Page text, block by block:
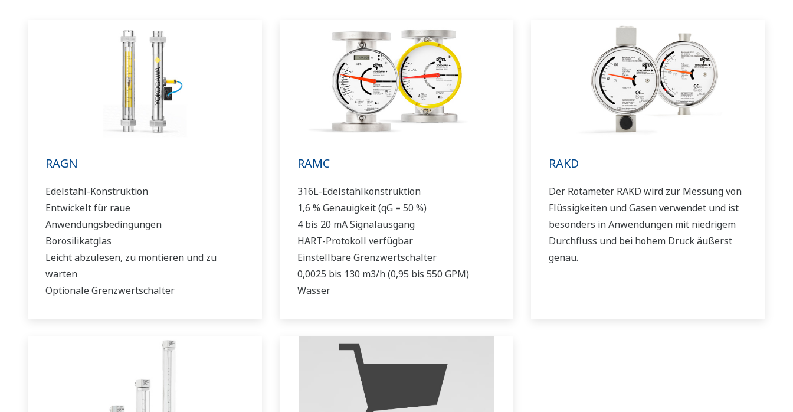
RAGN
Edelstahl-Konstruktion
Entwickelt für raue
Anwendungsbedingungen
Borosilikatglas
Leicht abzulesen, zu montieren und zu
warten
Optionale Grenzwertschalter
0,1 bis 160 m3/h (0,09 bis 90 SCFM) Luft
RAMC
316L-Edelstahlkonstruktion
1,6 % Genauigkeit (qG = 50 %)
4 bis 20 mA Signalausgang
HART-Protokoll verfügbar
Einstellbare Grenzwertschalter
0,0025 bis 130 m3/h (0,95 bis 550 GPM)
Wasser
RAKD
Der Rotameter RAKD wird zur Messung von
Flüssigkeiten und Gasen verwendet und ist
besonders in Anwendungen mit niedrigem
Durchfluss und bei hohem Druck äußerst
genau.